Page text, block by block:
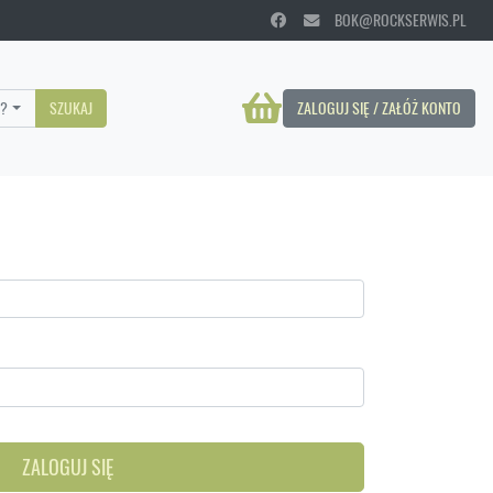
BOK@ROCKSERWIS.PL
ZALOGUJ SIĘ / ZAŁÓŻ KONTO
SZUKAJ
ZALOGUJ SIĘ